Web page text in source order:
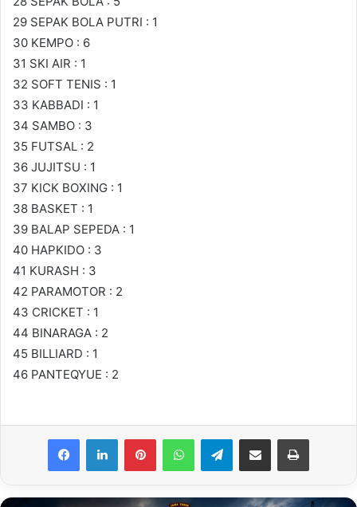
29 SEPAK BOLA PUTRI : 1
30 KEMPO : 6
31 SKI AIR : 1
32 SOFT TENIS : 1
33 KABBADI : 1
34 SAMBO : 3
35 FUTSAL : 2
36 JUJITSU : 1
37 KICK BOXING : 1
38 BASKET : 1
39 BALAP SEPEDA : 1
40 HAPKIDO : 3
41 KURASH : 3
42 PARAMOTOR : 2
43 CRICKET : 1
44 BINARAGA : 2
45 BILLIARD : 1
46 PANTEQYUE : 2
Telegram